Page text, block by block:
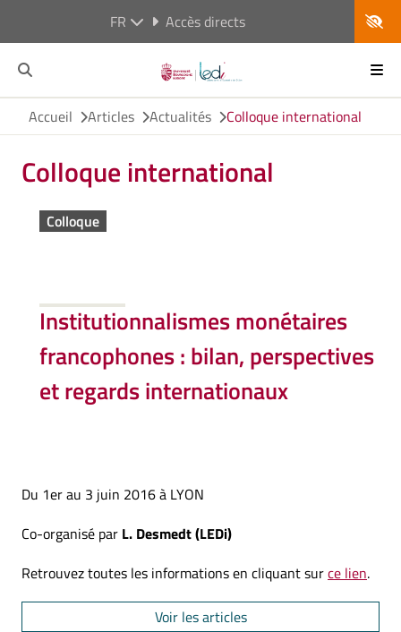
FR Accès directs
Accueil Articles Actualités Colloque international
Colloque international
Colloque
Institutionnalismes monétaires
francophones : bilan, perspectives
et regards internationaux
Du 1er au 3 juin 2016 à LYON
Co-organisé par L. Desmedt (LEDi)
Retrouvez toutes les informations en cliquant surce lien.
Voir les articles